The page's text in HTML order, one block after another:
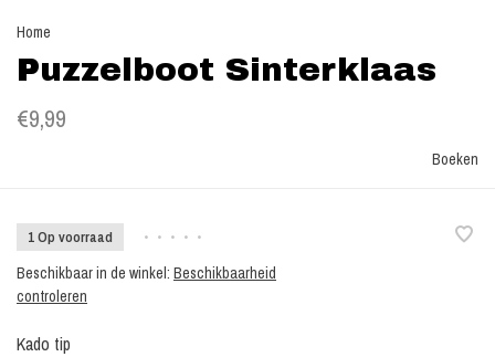
Home
Puzzelboot Sinterklaas
€9,99
Boeken
1 Op voorraad • • • • •
Beschikbaar in de winkel: Beschikbaarheid
controleren
Kado tip